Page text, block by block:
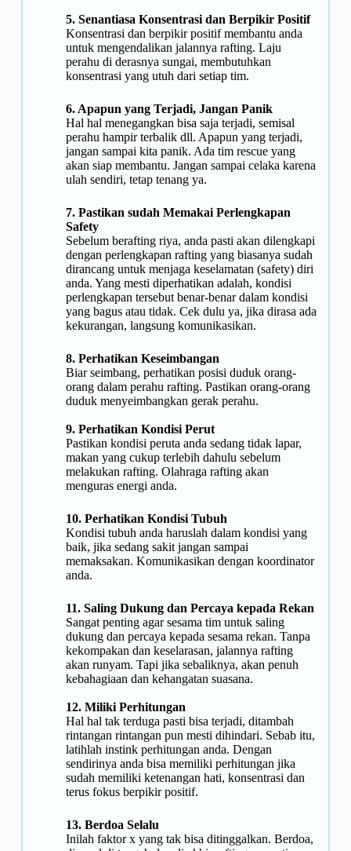
5. Senantiasa Konsentrasi dan Berpikir Positif
Konsentrasi dan berpikir positif membantu anda
untuk mengendalikan jalannya rafting. Laju
perahu di derasnya sungai, membutuhkan
konsentrasi yang utuh dari setiap tim.
6. Apapun yang Terjadi, Jangan Panik
Hal hal menegangkan bisa saja terjadi, semisal
perahu hampir terbalik dll. Apapun yang terjadi,
jangan sampai kita panik. Ada tim rescue yang
akan siap membantu. Jangan sampai celaka karena
ulah sendiri, tetap tenang ya.
7. Pastikan sudah Memakai Perlengkapan
Safety
Sebelum berafting riya, anda pasti akan dilengkapi
dengan perlengkapan rafting yang biasanya sudah
dirancang untuk menjaga keselamatan (safety) diri
anda. Yang mesti diperhatikan adalah, kondisi
perlengkapan tersebut benar-benar dalam kondisi
yang bagus atau tidak. Cek dulu ya, jika dirasa ada
kekurangan, langsung komunikasikan.
8. Perhatikan Keseimbangan
Biar seimbang, perhatikan posisi duduk orang-
orang dalam perahu rafting. Pastikan orang-orang
duduk menyeimbangkan gerak perahu.
9. Perhatikan Kondisi Perut
Pastikan kondisi peruta anda sedang tidak lapar,
makan yang cukup terlebih dahulu sebelum
melakukan rafting. Olahraga rafting akan
menguras energi anda.
10. Perhatikan Kondisi Tubuh
Kondisi tubuh anda haruslah dalam kondisi yang
baik, jika sedang sakit jangan sampai
memaksakan. Komunikasikan dengan koordinator
anda.
11. Saling Dukung dan Percaya kepada Rekan
Sangat penting agar sesama tim untuk saling
dukung dan percaya kepada sesama rekan. Tanpa
kekompakan dan keselarasan, jalannya rafting
akan runyam. Tapi jika sebaliknya, akan penuh
kebahagiaan dan kehangatan suasana.
12. Miliki Perhitungan
Hal hal tak terduga pasti bisa terjadi, ditambah
rintangan rintangan pun mesti dihindari. Sebab itu,
latihlah instink perhitungan anda. Dengan
sendirinya anda bisa memiliki perhitungan jika
sudah memiliki ketenangan hati, konsentrasi dan
terus fokus berpikir positif.
13. Berdoa Selalu
Inilah faktor x yang tak bisa ditinggalkan. Berdoa,